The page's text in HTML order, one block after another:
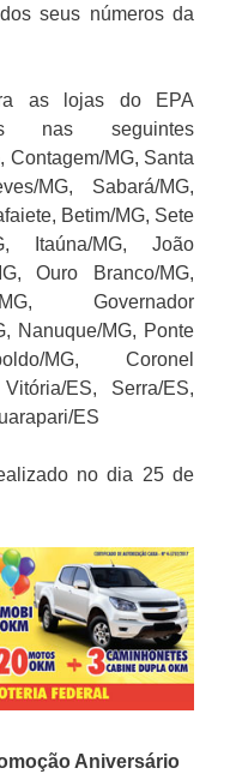
seus números da
as lojas do EPA
nas seguintes
Contagem/MG, Santa
MG, Sabará/MG,
Betim/MG, Sete
Itaúna/MG, João
Ouro Branco/MG,
MG, Governador
Nanuque/MG, Ponte
MG, Coronel
ES, Serra/ES,
ES
no dia 25 de
Aniversário